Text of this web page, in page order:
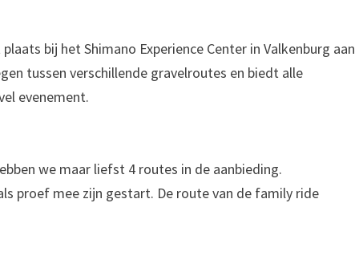
bij het Shimano Experience Center in Valkenburg aan
tussen verschillende gravelroutes en biedt alle
evenement.
we maar liefst 4 routes in de aanbieding.
proef mee zijn gestart. De route van de family ride